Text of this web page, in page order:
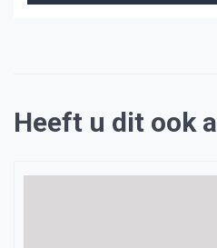
Heeft u dit ook